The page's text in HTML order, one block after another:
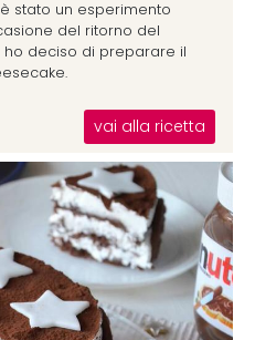
stato un esperimento
del ritorno del
deciso di preparare il
vai alla ricetta